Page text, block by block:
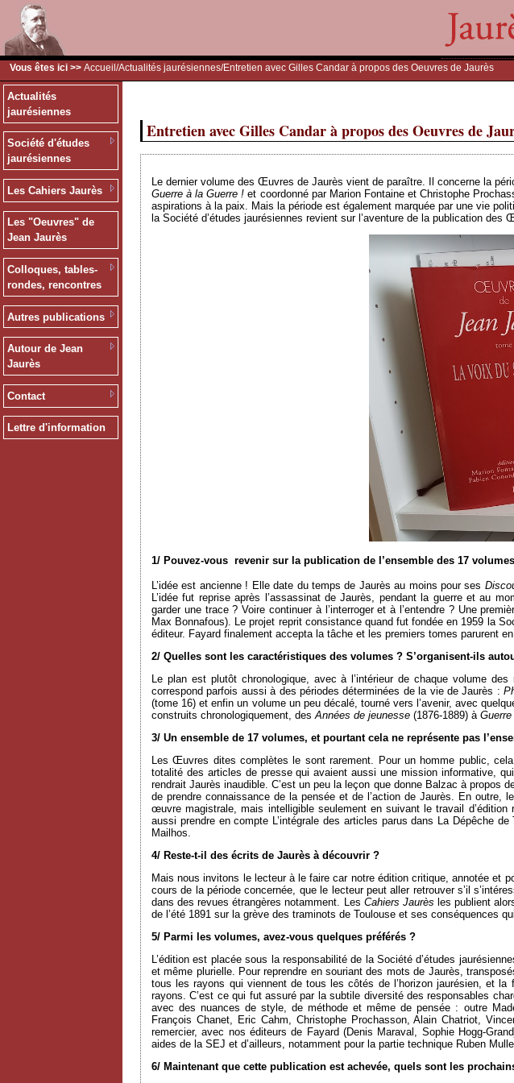
Vous êtes ici >> Accueil /Actualités jaurésiennes/Entretien avec Gilles Candar à propos des Oeuvres de Jaurès
Actualités
jaurésiennes
Société d'études
jaurésiennes
Les Cahiers Jaurès
Les "Oeuvres" de
Jean Jaurès
Colloques, tables-
rondes, rencontres
Autres publications
Autour de Jean
Jaurès
Contact
Lettre d'information
Entretien avec Gilles Candar à propos des Oeuvres de
Le dernier volume des Œuvres de Jaurès vient de paraître. Il concerne la
Guerre à la Guerre ! et coordonné par Marion Fontaine et Christophe
aspirations à la paix. Mais la période est également marquée par une vie
la Société d’études jaurésiennes revient sur l’aventure de la publication des
1/ Pouvez-vous revenir sur la publication de l’ensemble des 17
L’idée est ancienne ! Elle date du temps de Jaurès au moins pour ses
L’idée fut reprise après l’assassinat de Jaurès, pendant la guerre et au
garder une trace ? Voire continuer à l’interroger et à l’entendre ? Une
Max Bonnafous). Le projet reprit consistance quand fut fondée en 1959 la
éditeur. Fayard finalement accepta la tâche et les premiers tomes parurent
2/ Quelles sont les caractéristiques des volumes ? S’organisent-ils
Le plan est plutôt chronologique, avec à l’intérieur de chaque volume
correspond parfois aussi à des périodes déterminées de la vie de Jaurès :
(tome 16) et enfin un volume un peu décalé, tourné vers l’avenir, avec
construits chronologiquement, desAnnées de jeunesse (1876-1889) à
3/ Un ensemble de 17 volumes, et pourtant cela ne représente pas
Les Œuvres dites complètes le sont rarement. Pour un homme public,
totalité des articles de presse qui avaient aussi une mission informative,
rendrait Jaurès inaudible. C’est un peu la leçon que donne Balzac à propos
de prendre connaissance de la pensée et de l’action de Jaurès. En outre,
œuvre magistrale, mais intelligible seulement en suivant le travail
aussi prendre en compte L’intégrale des articles parus dans La Dépêche
Mailhos.
4/ Reste-t-il des écrits de Jaurès à découvrir ?
Mais nous invitons le lecteur à le faire car notre édition critique, annotée et
cours de la période concernée, que le lecteur peut aller retrouver s’il
dans des revues étrangères notamment. Les Cahiers Jaurès les publient
de l’été 1891 sur la grève des traminots de Toulouse et ses conséquences
5/ Parmi les volumes, avez-vous quelques préférés ?
L’édition est placée sous la responsabilité de la Société d’études
et même plurielle. Pour reprendre en souriant des mots de Jaurès,
tous les rayons qui viennent de tous les côtés de l’horizon jaurésien, et la
rayons. C’est ce qui fut assuré par la subtile diversité des responsables
avec des nuances de style, de méthode et même de pensée : outre
François Chanet, Eric Cahm, Christophe Prochasson, Alain Chatriot,
remercier, avec nos éditeurs de Fayard (Denis Maraval, Sophie Hogg-
aides de la SEJ et d’ailleurs, notamment pour la partie technique Ruben
6/ Maintenant que cette publication est achevée, quels sont les